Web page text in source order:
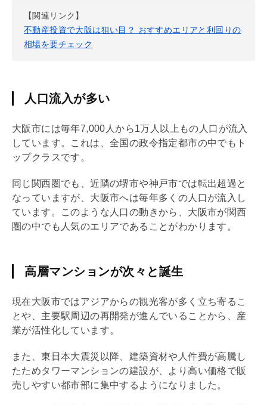
【関連リンク】
不動産投資で大阪は狙い目？ おすすめエリアと利回りの
相場を要チェック
人口流入が多い
大阪市には毎年7,000人から1万人以上もの人口が流入
しています。これは、全国の政令指定都市の中でもト
ップクラスです。
同じ関西圏でも、近隣の堺市や神戸市では転出超過と
なっていますが、大阪市へは毎年多くの人口が流入し
ています。このような人口の動きから、大阪市が関西
圏の中でも人気のエリアであることがわかります。
高層マンションが次々と誕生
現在大阪市ではアジアからの観光客が多く立ち寄るこ
とや、主要駅周辺の再開発が進んでいることから、産
業が活性化しています。
また、東日本大震災以降、建築資材や人件費が高騰し
たためタワーマンションの建設が、より高い価格で販
売しやすい都市部に集中するようになりました。